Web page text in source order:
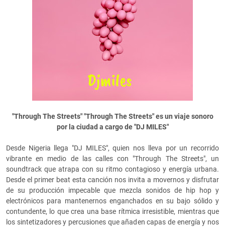
"Through The Streets" "Through The Streets" es un viaje sonoro
por la ciudad a cargo de "DJ MILES"
Desde Nigeria llega "DJ MILES", quien nos lleva por un recorrido
vibrante en medio de las calles con "Through The Streets", un
soundtrack que atrapa con su ritmo contagioso y energía urbana.
Desde el primer beat esta canción nos invita a movernos y disfrutar
de su producción impecable que mezcla sonidos de hip hop y
electrónicos para mantenernos enganchados en su bajo sólido y
contundente, lo que crea una base rítmica irresistible, mientras que
los sintetizadores y percusiones que añaden capas de energía y nos